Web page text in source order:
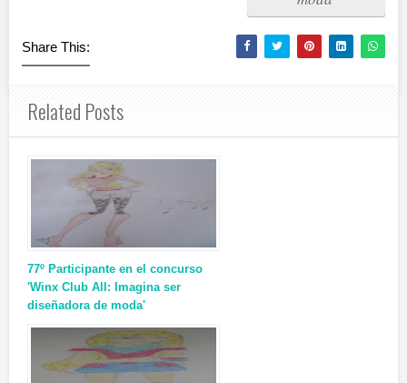
Share This:
Related Posts
77º Participante en el concurso
'Winx Club All: Imagina ser
diseñadora de moda'